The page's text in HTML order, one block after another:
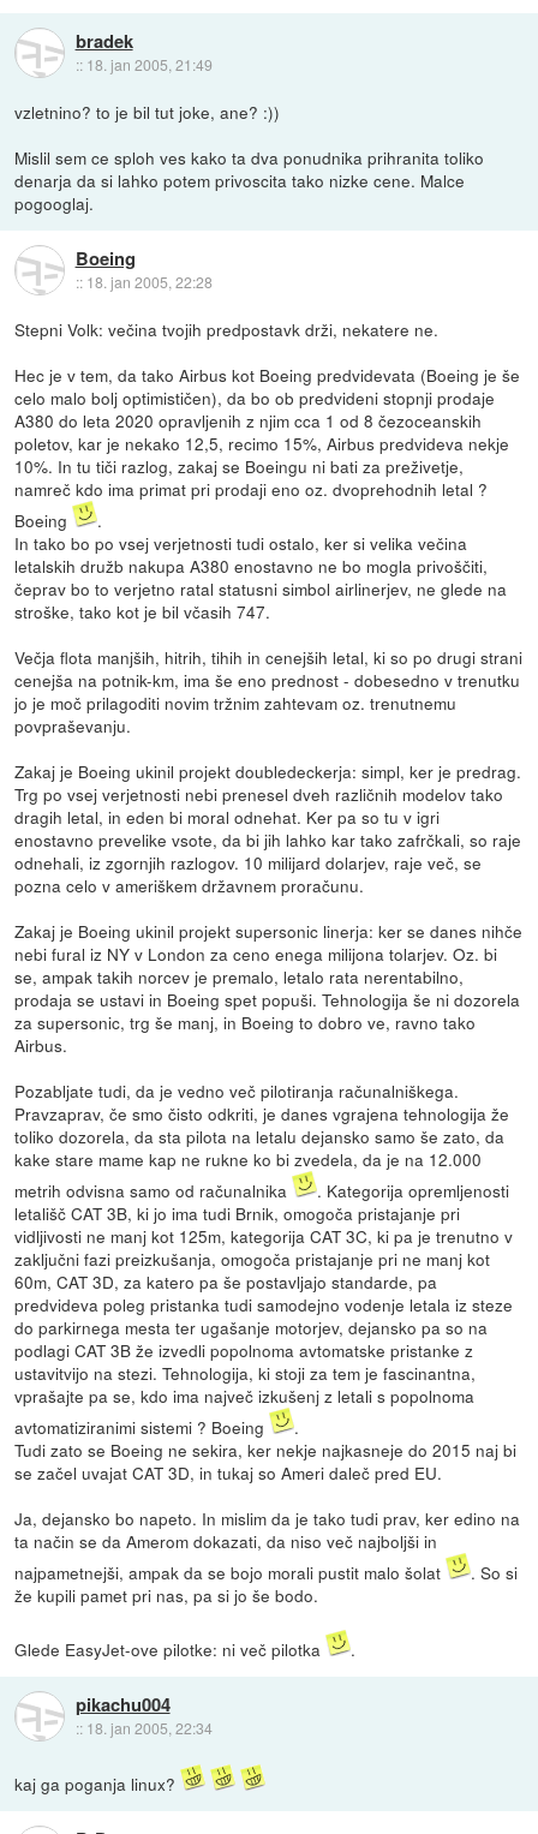
bradek
:: 18. jan 2005, 21:49
vzletnino? to je bil tut joke, ane? :))
Mislil sem ce sploh ves kako ta dva ponudnika prihranita toliko
denarja da si lahko potem privoscita tako nizke cene. Malce
pogooglaj.
Boeing
:: 18. jan 2005, 22:28
Stepni Volk: večina tvojih predpostavk drži, nekatere ne.
Hec je v tem, da tako Airbus kot Boeing predvidevata (Boeing je še
celo malo bolj optimističen), da bo ob predvideni stopnji prodaje
A380 do leta 2020 opravljenih z njim cca 1 od 8 čezoceanskih
poletov, kar je nekako 12,5, recimo 15%, Airbus predvideva nekje
10%. In tu tiči razlog, zakaj se Boeingu ni bati za preživetje,
namreč kdo ima primat pri prodaji eno oz. dvoprehodnih letal ?
Boeing
.
In tako bo po vsej verjetnosti tudi ostalo, ker si velika večina
letalskih družb nakupa A380 enostavno ne bo mogla privoščiti,
čeprav bo to verjetno ratal statusni simbol airlinerjev, ne glede na
stroške, tako kot je bil včasih 747.
Večja flota manjših, hitrih, tihih in cenejših letal, ki so po drugi strani
cenejša na potnik-km, ima še eno prednost - dobesedno v trenutku
jo je moč prilagoditi novim tržnim zahtevam oz. trenutnemu
povpraševanju.
Zakaj je Boeing ukinil projekt doubledeckerja: simpl, ker je predrag.
Trg po vsej verjetnosti nebi prenesel dveh različnih modelov tako
dragih letal, in eden bi moral odnehat. Ker pa so tu v igri
enostavno prevelike vsote, da bi jih lahko kar tako zafrčkali, so raje
odnehali, iz zgornjih razlogov. 10 milijard dolarjev, raje več, se
pozna celo v ameriškem državnem proračunu.
Zakaj je Boeing ukinil projekt supersonic linerja: ker se danes nihče
nebi fural iz NY v London za ceno enega milijona tolarjev. Oz. bi
se, ampak takih norcev je premalo, letalo rata nerentabilno,
prodaja se ustavi in Boeing spet popuši. Tehnologija še ni dozorela
za supersonic, trg še manj, in Boeing to dobro ve, ravno tako
Airbus.
Pozabljate tudi, da je vedno več pilotiranja računalniškega.
Pravzaprav, če smo čisto odkriti, je danes vgrajena tehnologija že
toliko dozorela, da sta pilota na letalu dejansko samo še zato, da
kake stare mame kap ne rukne ko bi zvedela, da je na 12.000
metrih odvisna samo od računalnika
. Kategorija opremljenosti
letališč CAT 3B, ki jo ima tudi Brnik, omogoča pristajanje pri
vidljivosti ne manj kot 125m, kategorija CAT 3C, ki pa je trenutno v
zaključni fazi preizkušanja, omogoča pristajanje pri ne manj kot
60m, CAT 3D, za katero pa še postavljajo standarde, pa
predvideva poleg pristanka tudi samodejno vodenje letala iz steze
do parkirnega mesta ter ugašanje motorjev, dejansko pa so na
podlagi CAT 3B že izvedli popolnoma avtomatske pristanke z
ustavitvijo na stezi. Tehnologija, ki stoji za tem je fascinantna,
vprašajte pa se, kdo ima največ izkušenj z letali s popolnoma
avtomatiziranimi sistemi ? Boeing
.
Tudi zato se Boeing ne sekira, ker nekje najkasneje do 2015 naj bi
se začel uvajat CAT 3D, in tukaj so Ameri daleč pred EU.
Ja, dejansko bo napeto. In mislim da je tako tudi prav, ker edino na
ta način se da Amerom dokazati, da niso več najboljši in
najpametnejši, ampak da se bojo morali pustit malo šolat
. So si
že kupili pamet pri nas, pa si jo še bodo.
Glede EasyJet-ove pilotke: ni več pilotka .
pikachu004
:: 18. jan 2005, 22:34
kaj ga poganja linux?